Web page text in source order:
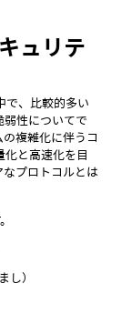
ュリテ
で、比較的多い
弱性についてで
複雑化に伴うコ
と高速化を目
プロトコルとは
）